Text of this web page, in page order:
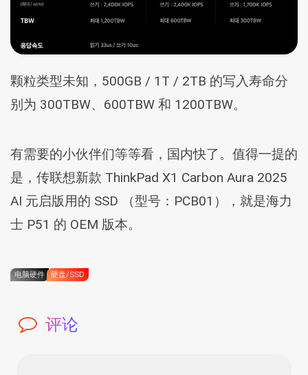
颗粒类型未知，500GB / 1T / 2TB 的写入寿命分
别为 300TBW、600TBW 和 1200TBW。
有需要的小伙伴们等等看，国内快了。值得一提的
是，传联想新款 ThinkPad X1 Carbon Aura 2025
AI 元启版用的 SSD （型号：PCB01），就是海力
士 P51 的 OEM 版本。
电脑硬件 硬盘/SSD
评论